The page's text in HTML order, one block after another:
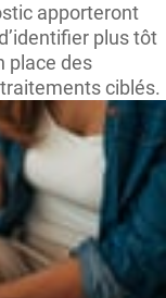
apporteront
plus tôt
place des
ciblés.